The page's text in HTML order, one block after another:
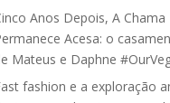
Anos Depois, A Chama
Acesa: o
Mateus e Daphne
fashion e a exploração